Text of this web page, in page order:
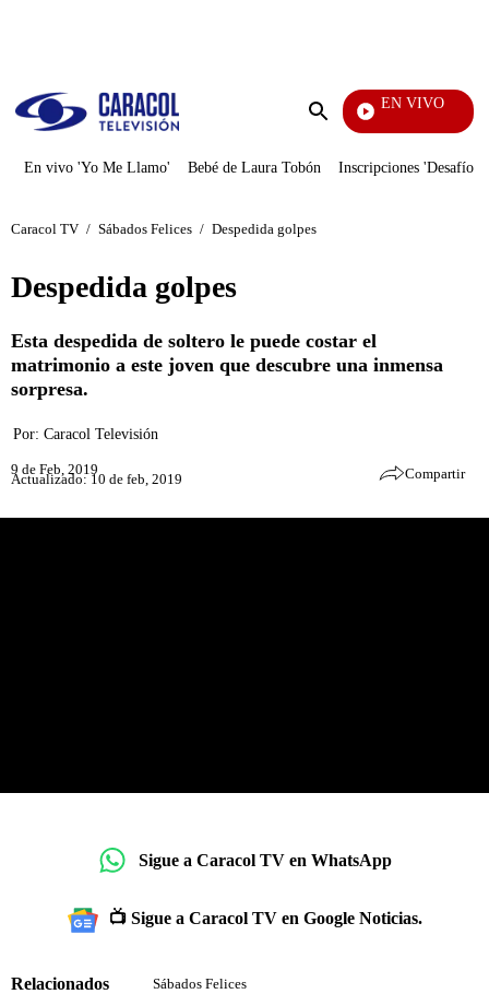
Enviar
EN VIVO
Día A Día
En vivo 'Yo Me Llamo' Bebé de Laura Tobón Inscripciones 'Desafío'
Caracol TV / Sábados Felices / Despedida golpes
Despedida golpes
Esta despedida de soltero le puede costar el
matrimonio a este joven que descubre una inmensa
sorpresa.
Por: Caracol Televisión
9 de Feb, 2019
Actualizado: 10 de feb, 2019 Compartir
Sigue a Caracol TV en WhatsApp
📺 Sigue a Caracol TV en Google Noticias.
Relacionados Sábados Felices